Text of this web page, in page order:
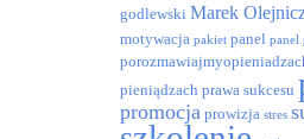
godlewski Marek
motywacja pakiet panel panel
pieniądzach prawa sukcesu
promocja prowizja stres